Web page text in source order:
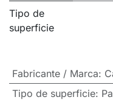
Tipo de
superficie
Fabricante / Marca:
Tipo de superficie: